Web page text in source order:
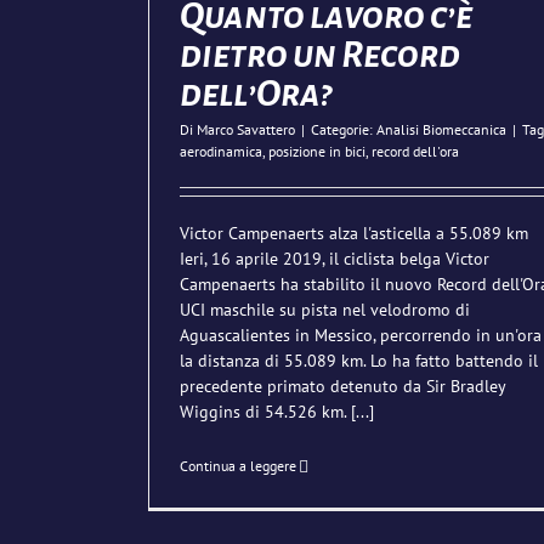
Quanto lavoro c’è
dietro un Record
dell’Ora?
Di Marco Savattero | Categorie: Analisi Biomeccanica |
aerodinamica, posizione in bici, record dell'ora
Victor Campenaerts alza l'asticella a 55.089 km
Ieri, 16 aprile 2019, il ciclista belga Victor
Campenaerts ha stabilito il nuovo Record
UCI maschile su pista nel velodromo di
Aguascalientes in Messico, percorrendo in un'ora
la distanza di 55.089 km. Lo ha fatto battendo il
precedente primato detenuto da Sir Bradley
Wiggins di 54.526 km. [...]
Continua a leggere